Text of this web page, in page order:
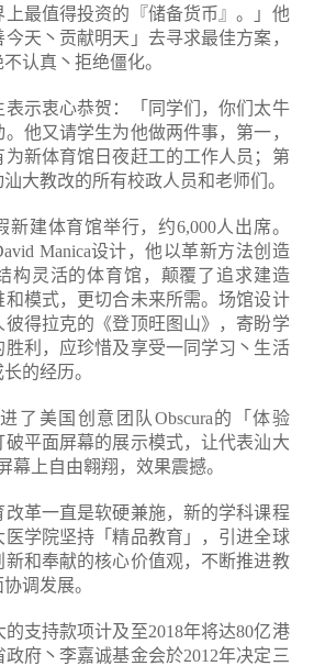
最值得投资的『储备货币』。」他
天丶贡献明天」去寻求最佳方案，
认真丶拒绝僵化。
示衷心恭贺：「同学们，你们太牛
他又请学生为他做两件事，第一，
新体育馆日夜赶工的工作人员；第
大教改的所有校政人员和老师们。
新建体育馆举行，约6,000人出席。
Manica设计，他以革新方法创造
构灵活的体育馆，颠覆了追求建造
和模式，更切合未来所需。场馆设计
得拉克的《登顶旺图山》，寄盼学
利，应珍惜及享受一同学习丶生活
的经历。
了美国创意团队Obscura的「体验
平面屏幕的展示模式，让代表汕大
幕上自由翱翔，效果震撼。
革一直是软硬兼施，新的学科课程
学院坚持「精品教育」，引进全球
新和奉献的核心价值观，不断推进教
调发展。
支持款项计及至2018年将达80亿港
府丶李嘉诚基金会於2012年决定三